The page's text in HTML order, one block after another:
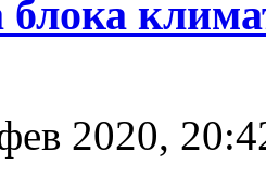
2020,